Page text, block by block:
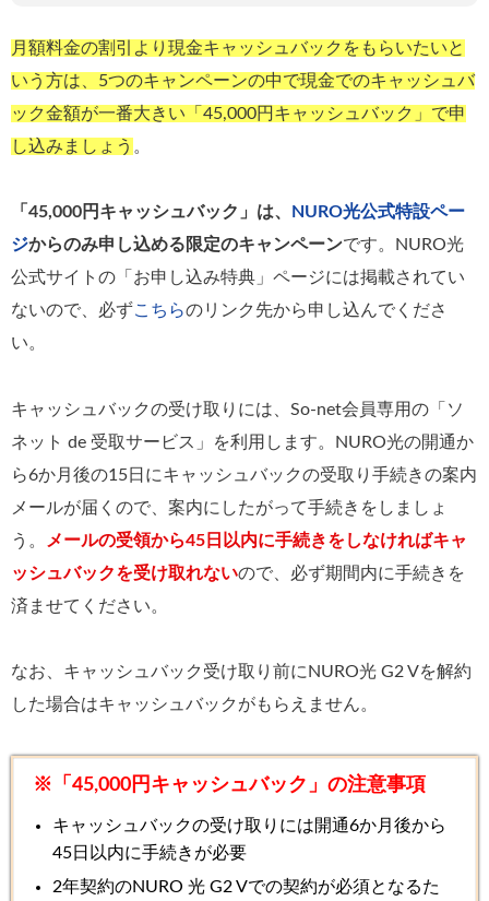
月額料金の割引より現金キャッシュバックをもらいたいと
いう方は、5つのキャンペーンの中で現金でのキャッシュバ
ック金額が一番大きい「45,000円キャッシュバック」で申
し込みましょう 。
「45,000円キャッシュバック」は、
NURO光公式特設ペー
ジからのみ申し込める限定のキャンペーンです。NURO光
公式サイトの「お申し込み特典」ページには掲載されてい
ないので、必ずこちらのリンク先から申し込んでくださ
い。
キャッシュバックの受け取りには、So-net会員専用の「ソ
ネット de 受取サービス」を利用します。NURO光の開通か
ら6か月後の15日にキャッシュバックの受取り手続きの案内
メールが届くので、案内にしたがって手続きをしましょ
う。
メールの受領から45日以内に手続きをしなければキャ
ッシュバックを受け取れないので、必ず期間内に手続きを
済ませてください。
なお、キャッシュバック受け取り前にNURO光 G2 Vを解約
した場合はキャッシュバックがもらえません。
※「45,000円キャッシュバック」の注意事項
キャッシュバックの受け取りには開通6か月後から
45日以内に手続きが必要
2年契約のNURO 光 G2 Vでの契約が必須となるた